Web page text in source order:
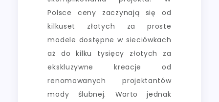
Polsce ceny zaczynają się od
kilkuset złotych za proste
modele dostępne w sieciówkach
aż do kilku tysięcy złotych za
ekskluzywne kreacje od
renomowanych projektantów
mody ślubnej. Warto jednak